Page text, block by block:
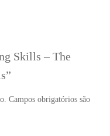
Skills – The
Campos obrigatórios são